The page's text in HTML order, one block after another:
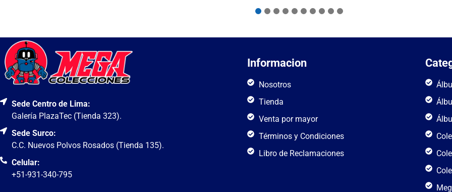
Sede Centro de Lima:
Galería PlazaTec (Tienda 323).
Sede Surco:
C.C. Nuevos Polvos Rosados (Tienda 135).
Celular:
+51-931-340-795
Informacion
Nosotros
Tienda
Venta por mayor
Términos y Condiciones
Libro de Reclamaciones